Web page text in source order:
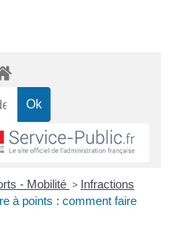
- Mobilité > Infractions
à points : comment faire